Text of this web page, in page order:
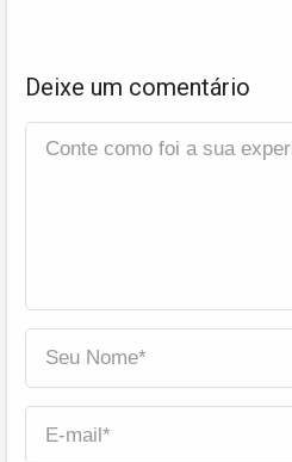
Deixe um comentário